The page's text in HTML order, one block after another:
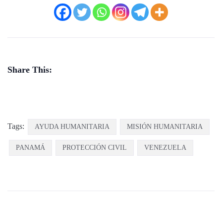
Share This:
Tags: AYUDA HUMANITARIA MISIÓN HUMANITARIA
PANAMÁ PROTECCIÓN CIVIL VENEZUELA